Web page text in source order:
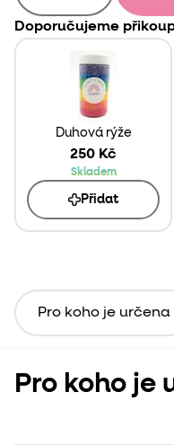
Doporučujeme
Duhová rýže
250 Kč
Skladem
Přidat
Pro koho je určena
Pro koho je